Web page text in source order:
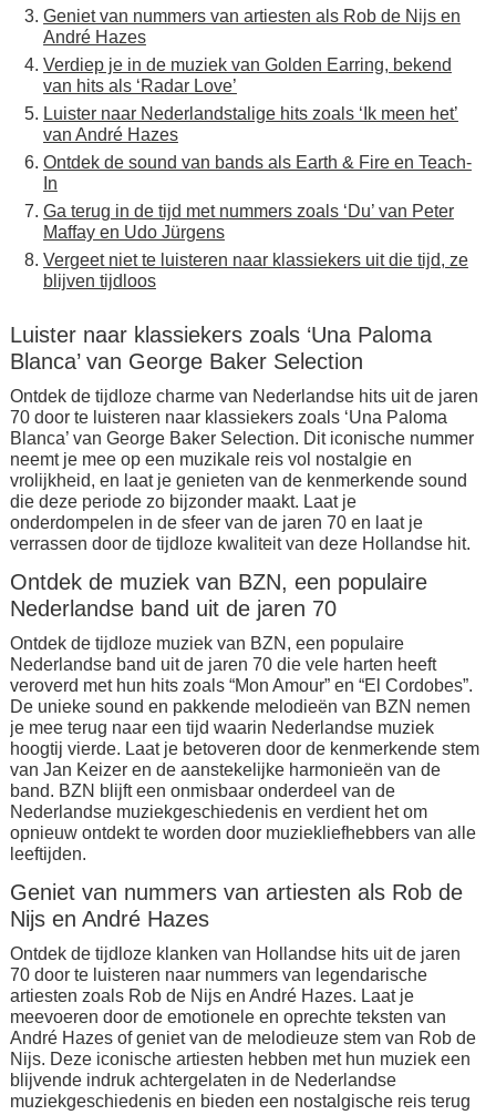
Geniet van nummers van artiesten als Rob de Nijs en
André Hazes
Verdiep je in de muziek van Golden Earring, bekend
van hits als ‘Radar Love’
Luister naar Nederlandstalige hits zoals ‘Ik meen het’
van André Hazes
Ontdek de sound van bands als Earth & Fire en Teach-
In
Ga terug in de tijd met nummers zoals ‘Du’ van Peter
Maffay en Udo Jürgens
Vergeet niet te luisteren naar klassiekers uit die tijd, ze
blijven tijdloos
Luister naar klassiekers zoals ‘Una Paloma
Blanca’ van George Baker Selection
Ontdek de tijdloze charme van Nederlandse hits uit de jaren
70 door te luisteren naar klassiekers zoals ‘Una Paloma
Blanca’ van George Baker Selection. Dit iconische nummer
neemt je mee op een muzikale reis vol nostalgie en
vrolijkheid, en laat je genieten van de kenmerkende sound
die deze periode zo bijzonder maakt. Laat je
onderdompelen in de sfeer van de jaren 70 en laat je
verrassen door de tijdloze kwaliteit van deze Hollandse hit.
Ontdek de muziek van BZN, een populaire
Nederlandse band uit de jaren 70
Ontdek de tijdloze muziek van BZN, een populaire
Nederlandse band uit de jaren 70 die vele harten heeft
veroverd met hun hits zoals “Mon Amour” en “El Cordobes”.
De unieke sound en pakkende melodieën van BZN nemen
je mee terug naar een tijd waarin Nederlandse muziek
hoogtij vierde. Laat je betoveren door de kenmerkende stem
van Jan Keizer en de aanstekelijke harmonieën van de
band. BZN blijft een onmisbaar onderdeel van de
Nederlandse muziekgeschiedenis en verdient het om
opnieuw ontdekt te worden door muziekliefhebbers van alle
leeftijden.
Geniet van nummers van artiesten als Rob de
Nijs en André Hazes
Ontdek de tijdloze klanken van Hollandse hits uit de jaren
70 door te luisteren naar nummers van legendarische
artiesten zoals Rob de Nijs en André Hazes. Laat je
meevoeren door de emotionele en oprechte teksten van
André Hazes of geniet van de melodieuze stem van Rob de
Nijs. Deze iconische artiesten hebben met hun muziek een
blijvende indruk achtergelaten in de Nederlandse
muziekgeschiedenis en bieden een nostalgische reis terug